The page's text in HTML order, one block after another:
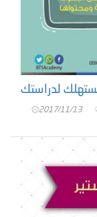
لدراستك
2017/11/13